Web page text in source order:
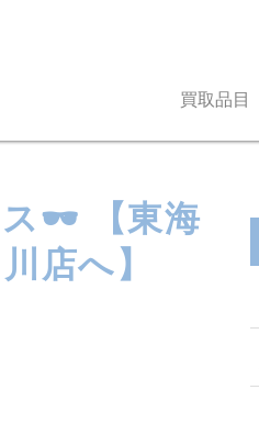
買取品目
ス🕶 【東海
店へ】